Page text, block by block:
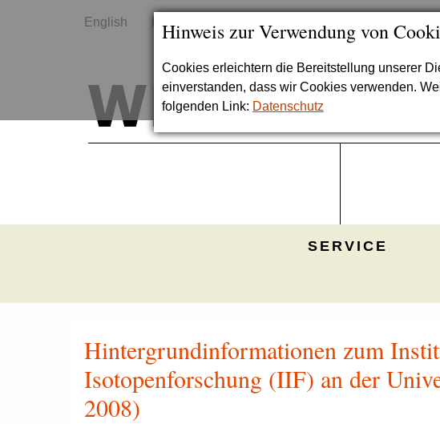
Hinweis zur Verwendung von
Cookies erleichtern die Bereitstellung unserer
einverstanden, dass wir Cookies verwenden.
folgenden Link: Datenschutz
English
SERVICE
Hintergrundinformationen zum
Isotopenforschung (IIF) an der
2008)